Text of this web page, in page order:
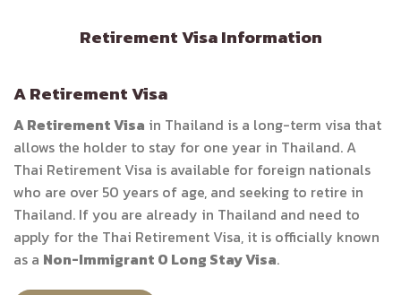
Retirement Visa Information
A Retirement Visa
A Retirement Visa in Thailand is a long-term visa that
allows the holder to stay for one year in Thailand. A
Thai Retirement Visa is available for foreign nationals
who are over 50 years of age, and seeking to retire in
Thailand. If you are already in Thailand and need to
apply for the Thai Retirement Visa, it is officially known
as a Non-Immigrant O Long Stay Visa.